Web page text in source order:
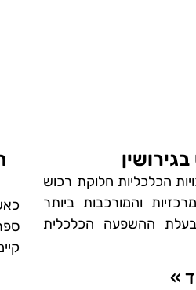
הכלכליות חלוקת רכוש
והמורכבות ביותר
בעלת ההשפעה הכלכלית
»